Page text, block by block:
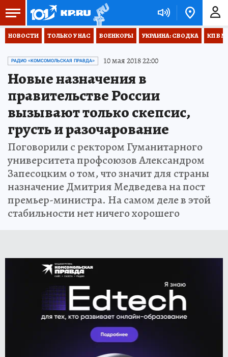
НОВОСТИ ТОЛЬКО У НАС ВОЕНКОРЫ УКРАИНА: СВОДКА КП В
РАДИО «КОМСОМОЛЬСКАЯ ПРАВДА» 10 мая 2018 22:00
Новые назначения в
правительстве России
вызывают только скепсис,
грусть и разочарование
Поговорили с ректором Гуманитарного
университета профсоюзов Александром
Запесоцким о том, что значит для страны
назначение Дмитрия Медведева на пост
премьер-министра. На самом деле в этой
стабильности нет ничего хорошего